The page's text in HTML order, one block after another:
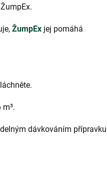
ŽumpEx jej pomáhá
dávkováním přípravku